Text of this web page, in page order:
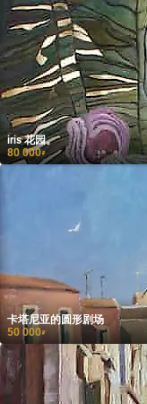
iris 花园。
80 000₽
卡塔尼亚的圆形剧场
50 000₽